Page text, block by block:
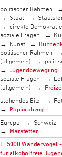
politischer Rahmen
Staat
direkte Demokratie
soziale Fragen
Kunst
politischer Rahmen
(allgemein)
Jugendbewegung
soziale Fragen
(allgemein)
stehendes Bild
Papierabzug
Europa Schweiz
Märstetten
F_5000 Wandervogel
für alkoholfreie